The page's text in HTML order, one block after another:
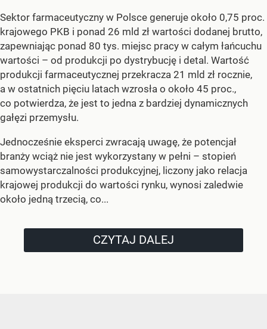
Sektor farmaceutyczny w Polsce generuje około 0,75 proc.
krajowego PKB i ponad 26 mld zł wartości dodanej brutto,
zapewniając ponad 80 tys. miejsc pracy w całym łańcuchu
wartości – od produkcji po dystrybucję i detal. Wartość
produkcji farmaceutycznej przekracza 21 mld zł rocznie,
a w ostatnich pięciu latach wzrosła o około 45 proc.,
co potwierdza, że jest to jedna z bardziej dynamicznych
gałęzi przemysłu.
Jednocześnie eksperci zwracają uwagę, że potencjał
branży wciąż nie jest wykorzystany w pełni – stopień
samowystarczalności produkcyjnej, liczony jako relacja
krajowej produkcji do wartości rynku, wynosi zaledwie
około jedną trzecią, co...
CZYTAJ DALEJ